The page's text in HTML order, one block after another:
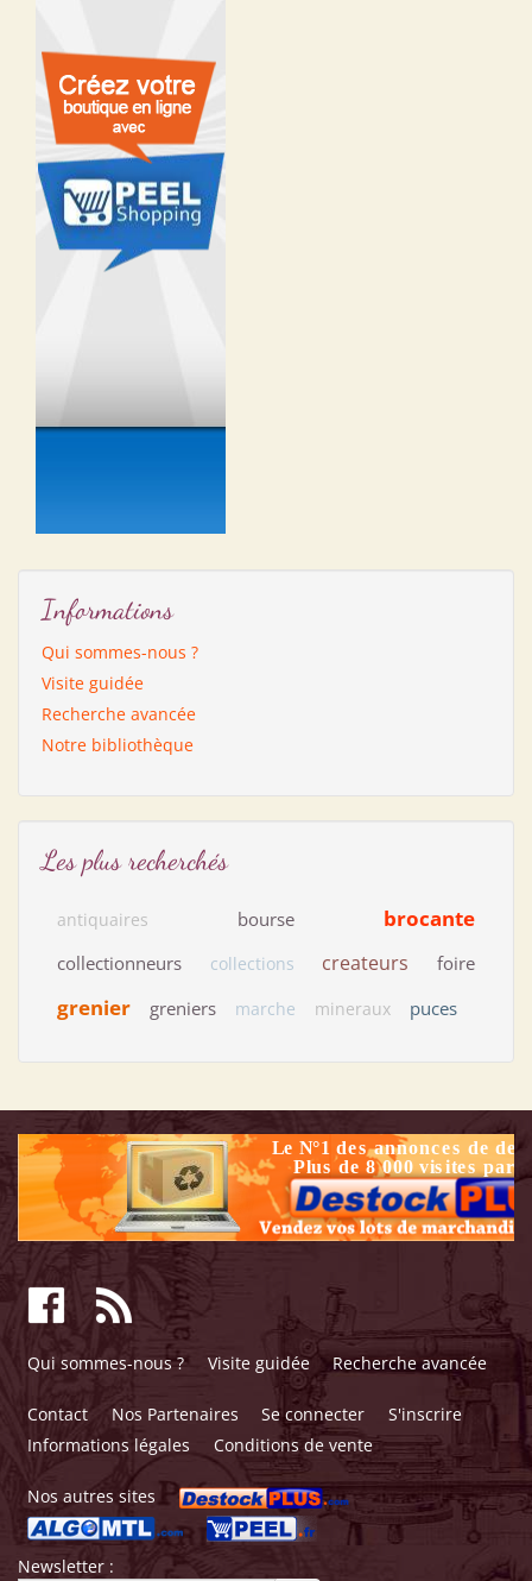
Informations
Qui sommes-nous ?
Visite guidée
Recherche avancée
Notre bibliothèque
Les plus recherchés
antiquaires bourse brocante
collectionneurs collections createurs foire
grenier greniers marche mineraux puces
Qui sommes-nous ? Visite guidée Recherche avancée
Contact Nos Partenaires Se connecter
S'inscrire
Informations légales
Conditions de vente
Nos autres sites
Newsletter :